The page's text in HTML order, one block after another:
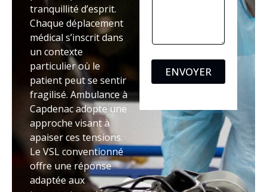
tranquillité d’esprit.
Chaque déplacement
médical s’inscrit dans
un contexte
particulier où le
patient peut se sentir
fragilisé. Ambulance à
Capdenac adopte une
approche visant à
apaiser ces tensions.
Le VSL conventionné
offre une réponse
adaptée aux
ENVOYER